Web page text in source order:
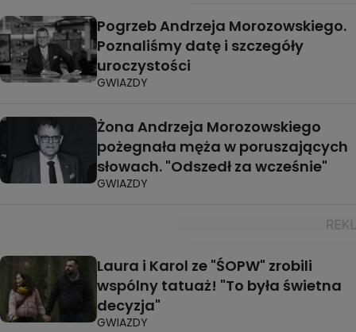
Pogrzeb Andrzeja Morozowskiego.
Poznaliśmy datę i szczegóły
uroczystości
GWIAZDY
Żona Andrzeja Morozowskiego
pożegnała męża w poruszających
słowach. "Odszedł za wcześnie"
GWIAZDY
Laura i Karol ze "ŚOPW" zrobili
wspólny tatuaż! "To była świetna
decyzja"
GWIAZDY